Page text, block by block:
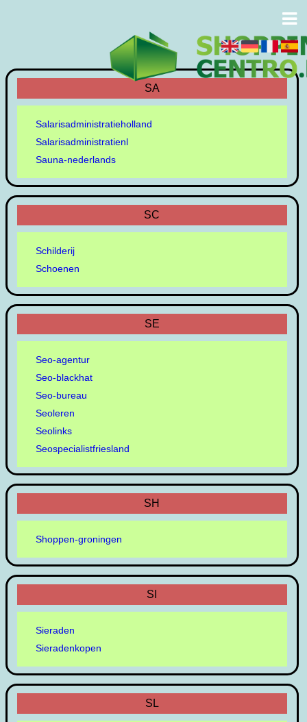
SA
Salarisadministratieholland
Salarisadministratienl
Sauna-nederlands
SC
Schilderij
Schoenen
SE
Seo-agentur
Seo-blackhat
Seo-bureau
Seoleren
Seolinks
Seospecialistfriesland
SH
Shoppen-groningen
SI
Sieraden
Sieradenkopen
SL